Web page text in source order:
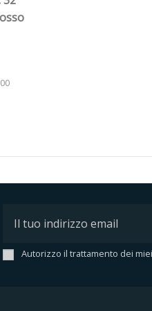
Autorizzo il trattamento dei